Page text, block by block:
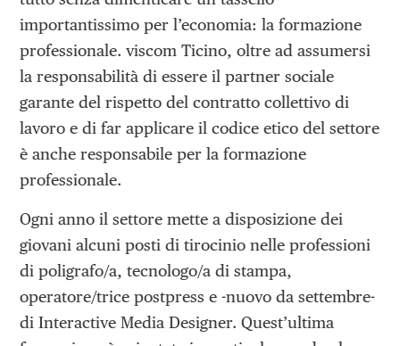
importantissimo per l’economia: la formazione
professionale. viscom Ticino, oltre ad assumersi
la responsabilità di essere il partner sociale
garante del rispetto del contratto collettivo di
lavoro e di far applicare il codice etico del settore
è anche responsabile per la formazione
professionale.
Ogni anno il settore mette a disposizione dei
giovani alcuni posti di tirocinio nelle professioni
di poligrafo/a, tecnologo/a di stampa,
operatore/trice postpress e -nuovo da settembre-
di Interactive Media Designer. Quest’ultima